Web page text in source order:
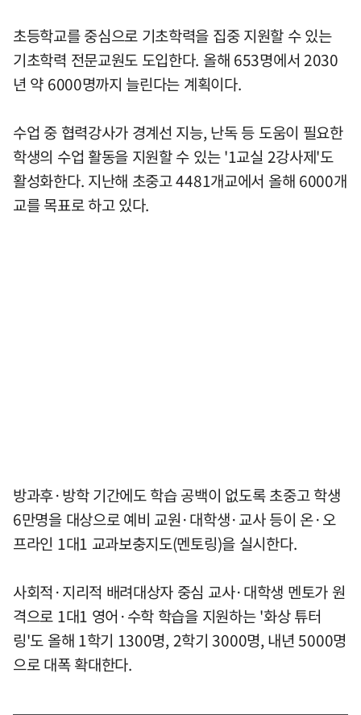
초등학교를 중심으로 기초학력을 집중 지원할 수 있는
기초학력 전문교원도 도입한다. 올해 653명에서 2030
년 약 6000명까지 늘린다는 계획이다.
수업 중 협력강사가 경계선 지능, 난독 등 도움이 필요한
학생의 수업 활동을 지원할 수 있는 '1교실 2강사제'도
활성화한다. 지난해 초중고 4481개교에서 올해 6000개
교를 목표로 하고 있다.
방과후·방학 기간에도 학습 공백이 없도록 초중고 학생
6만명을 대상으로 예비 교원·대학생·교사 등이 온·오
프라인 1대1 교과보충지도(멘토링)을 실시한다.
사회적·지리적 배려대상자 중심 교사·대학생 멘토가 원
격으로 1대1 영어·수학 학습을 지원하는 '화상 튜터
링'도 올해 1학기 1300명, 2학기 3000명, 내년 5000명
으로 대폭 확대한다.